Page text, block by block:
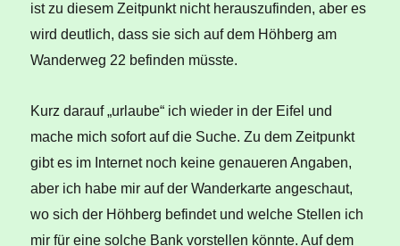
ist zu diesem Zeitpunkt nicht herauszufinden, aber es
wird deutlich, dass sie sich auf dem Höhberg am
Wanderweg 22 befinden müsste.
Kurz darauf „urlaube“ ich wieder in der Eifel und
mache mich sofort auf die Suche. Zu dem Zeitpunkt
gibt es im Internet noch keine genaueren Angaben,
aber ich habe mir auf der Wanderkarte angeschaut,
wo sich der Höhberg befindet und welche Stellen ich
mir für eine solche Bank vorstellen könnte. Auf dem